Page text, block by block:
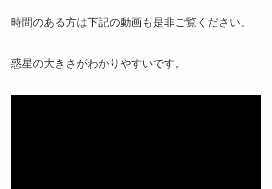
時間のある方は下記の動画も是非ご覧ください。
惑星の大きさがわかりやすいです。